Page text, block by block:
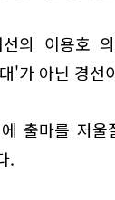
의 이용호
'가 아닌 경선
출마를 저
.